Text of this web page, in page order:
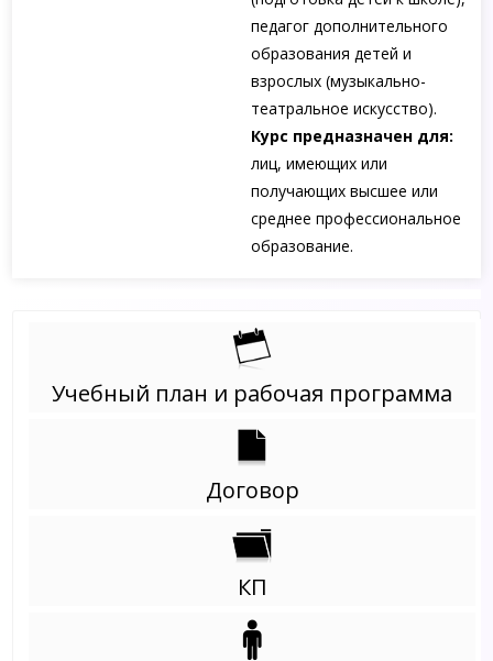
педагог дополнительного
образования детей и
взрослых (музыкально-
театральное искусство).
Курс предназначен для:
лиц, имеющих или
получающих высшее или
среднее профессиональное
образование.
Учебный план и рабочая программа
Договор
КП